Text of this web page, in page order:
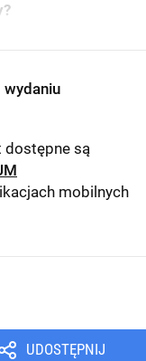
dostępne są
mobilnych
UDOSTĘPNIJ